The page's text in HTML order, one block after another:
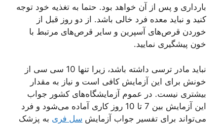
بارداری و پس از آن خواهد بود. حتما به تغذیه خود توجه
کنید و نباید معده فرد خالی باشد. از دو روز قبل از
خوردن قرص‌های آسپرین و سایر قرص‌های مرتبط با
خون پیشگیری نمایید.
نباید مادر ترسی داشته باشد، زیرا تنها 10 سی سی از
خونش برای این آزمایش کافی است و نیاز به مقدار
بیشتری نیست. در عموم آزمایشگاه‌های کشور جواب
این آزمایش بین 7 تا 10 روز کاری آماده می‌شود و فرد
می‌تواند برای تفسیر جواب آزمایش سل فری به پزشک